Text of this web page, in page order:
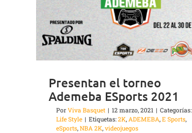
Presentan el torneo
Ademeba ESports 2021
PorViva Basquet | 12 marzo, 2021 | Categorías:
Life Style | Etiquetas:2K, ADEMEBA,E Sports,
eSports,NBA 2K,videojuegos